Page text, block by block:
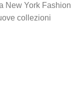
New York Fashion
collezioni